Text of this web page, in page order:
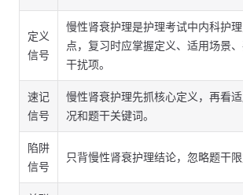
定义
信号
慢性肾衰护理是护理考试中内科护
点，复习时应掌握定义、适用场景
干扰项。
速记
信号
慢性肾衰护理先抓核心定义，再看
况和题干关键词。
陷阱
信号
只背慢性肾衰护理结论，忽略题干